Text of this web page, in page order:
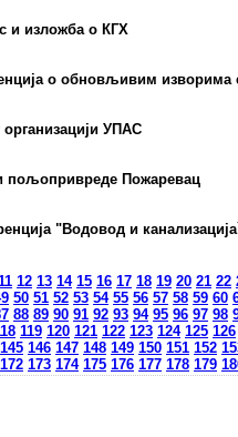
и изложба о КГХ
о обновљивим изворима
УПАС
пољопривреде Пожаревац
"Водовод и
12 13 14 15 16 17 18 19 20 21 22
50 51 52 53 54 55 56 57 58 59 60
88 89 90 91 92 93 94 95 96 97 98
119 120 121 122 123 124 125 126
145 146 147 148 149 150 151 152
172 173 174 175 176 177 178 179